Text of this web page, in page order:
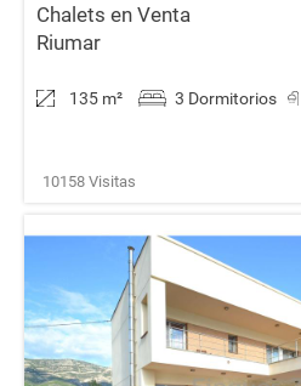
Chalets en Venta
Riumar
135 m² 3 Dormitorios
10158 Visitas